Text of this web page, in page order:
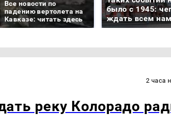
Все новости по
падению вертолета на
Кавказе: читать здесь
было с 1945:
ждать всем
2 часа
реку Колорадо